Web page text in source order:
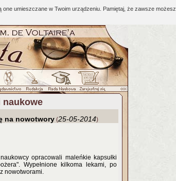
umieszczane w Twoim urządzeniu. Pamiętaj, że zawsze możesz
na nowotwory(25-05-2014)
opracowali maleńkie kapsułki
Wypełnione kilkoma lekami, po
nowotworami.